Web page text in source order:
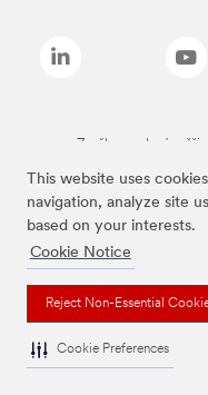
This website uses
navigation, analyze site
based on your interests.
Cookie Notice
Reject Non-Essential
Cookie Preferences
Značky uvedené